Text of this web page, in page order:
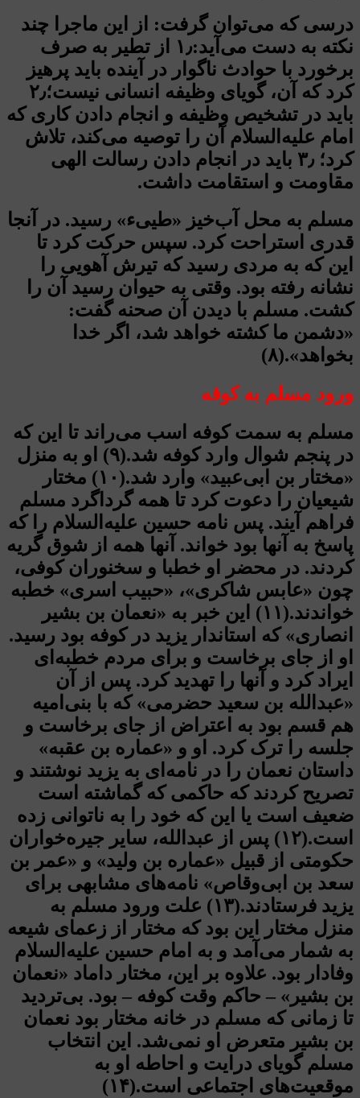
درسی که می‌توان گرفت: از این ماجرا چند
نکته به دست می‌آید:۱٫ از تطیر به صرف
برخورد با حوادث ناگوار در آینده باید پرهیز
کرد که آن، گویای وظیفه انسانی نیست؛۲٫
باید در تشخیص وظیفه و انجام دادن کاری که
امام علیه‌السلام آن را توصیه می‌کند، تلاش
کرد؛ ۳٫ باید در انجام دادن رسالت الهی
مقاومت و استقامت داشت.
مسلم به محل آب‌خیز «طیی‌ء» رسید. در آنجا
قدری استراحت کرد. سپس حرکت کرد تا
این که به مردی رسید که تیرش آهویی را
نشانه رفته بود. وقتی به حیوان رسید آن را
کشت. مسلم با دیدن آن صحنه گفت:
«دشمن ما کشته خواهد شد، اگر خدا
بخواهد».(۸)
ورود مسلم به کوفه
مسلم به سمت کوفه اسب می‌راند تا این که
در پنجم شوال وارد کوفه شد.(۹) او به منزل
«مختار بن ابی‌عبید» وارد شد.(۱۰) مختار
شیعیان را دعوت کرد تا همه گرداگرد مسلم
فراهم آیند. پس نامه حسین علیه‌السلام را که
پاسخ به آنها بود خواند. آنها همه از شوق گریه
کردند. در محضر او خطبا و سخنوران کوفی،
چون «عابس شاکری»، «حبیب اسری» خطبه
خواندند.(۱۱) این خبر به «نعمان بن بشیر
انصاری» که استاندار یزید در کوفه بود رسید.
او از جای برخاست و برای مردم خطبه‌ای
ایراد کرد و آنها را تهدید کرد. پس از آن
«عبدالله بن سعید حضرمی» که با بنی‌امیه
هم قسم بود به اعتراض از جای برخاست و
جلسه را ترک کرد. او و «عماره بن عقبه»
داستان نعمان را در نامه‌ای به یزید نوشتند و
تصریح کردند که حاکمی که گماشته است
ضعیف است یا این که خود را به ناتوانی زده
است.(۱۲) پس از عبدالله، سایر جیره‌خواران
حکومتی از قبیل «عماره بن ولید» و «عمر بن
سعد بن ابی‌وقاص» نامه‌های مشابهی برای
یزید فرستادند.(۱۳) علت ورود مسلم به
منزل مختار این بود که مختار از زعمای شیعه
به شمار می‌آمد و به امام حسین علیه‌السلام
وفادار بود. علاوه بر این، مختار داماد «نعمان
بن بشیر» – حاکم وقت کوفه – بود. بی‌تردید
تا زمانی که مسلم در خانه مختار بود نعمان
بن بشیر متعرض او نمی‌شد. این انتخاب
مسلم گویای درایت و احاطه او به
موقعیت‌های اجتماعی است.(۱۴)